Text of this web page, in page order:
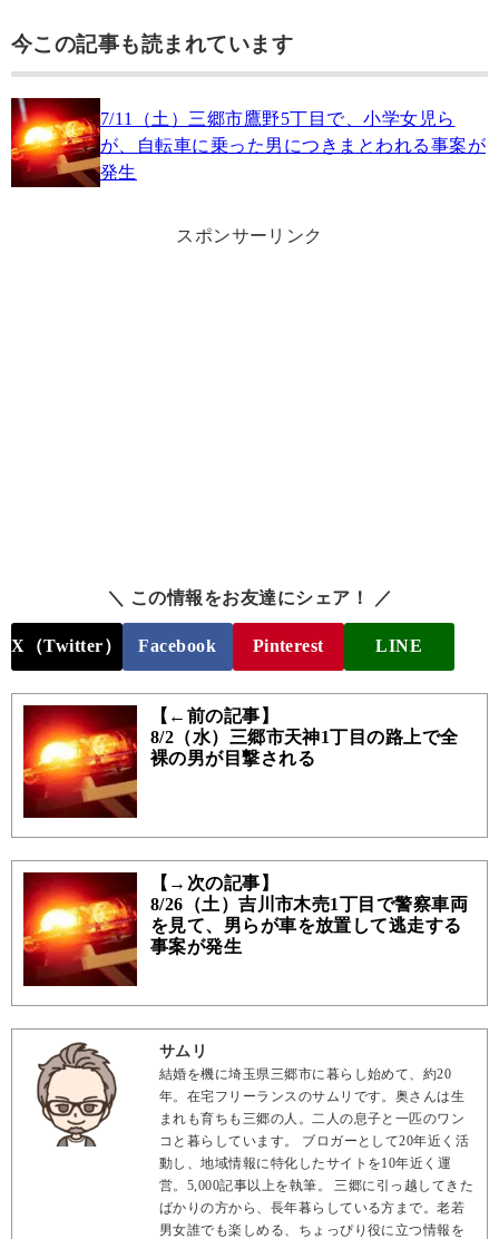
今この記事も読まれています
7/11（土）三郷市鷹野5丁目で、小学女児ら
が、自転車に乗った男につきまとわれる事案が
発生
スポンサーリンク
＼ この情報をお友達にシェア！ ／
X（Twitter） Facebook Pinterest LINE
【←前の記事】
8/2（水）三郷市天神1丁目の路上で全
裸の男が目撃される
【→次の記事】
8/26（土）吉川市木売1丁目で警察車両
を見て、男らが車を放置して逃走する
事案が発生
サムリ
結婚を機に埼玉県三郷市に暮らし始めて、約20
年。在宅フリーランスのサムリです。奥さんは生
まれも育ちも三郷の人。二人の息子と一匹のワン
コと暮らしています。 ブロガーとして20年近く活
動し、地域情報に特化したサイトを10年近く運
営。5,000記事以上を執筆。 三郷に引っ越してきた
ばかりの方から、長年暮らしている方まで。老若
男女誰でも楽しめる、ちょっぴり役に立つ情報を